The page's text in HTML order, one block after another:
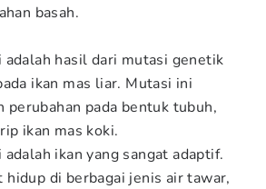
basah.
adalah hasil dari mutasi genetik
ikan mas liar. Mutasi ini
perubahan pada bentuk tubuh,
ikan mas koki.
adalah ikan yang sangat adaptif.
hidup di berbagai jenis air tawar,